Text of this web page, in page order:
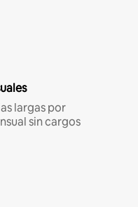
largas por
sin cargos